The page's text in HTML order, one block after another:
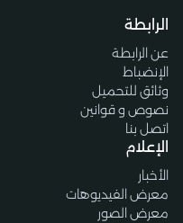
الرابطة
عن الرابطة
الإنضباط
وثائق للتحميل
نصوص و قوانين
اتصل بنا
الإعلام
الأخبار
معرض الفيديوهات
معرض الصور